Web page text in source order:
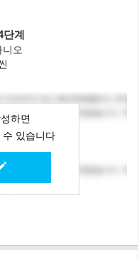
단계
니오
하면
수 있습니다